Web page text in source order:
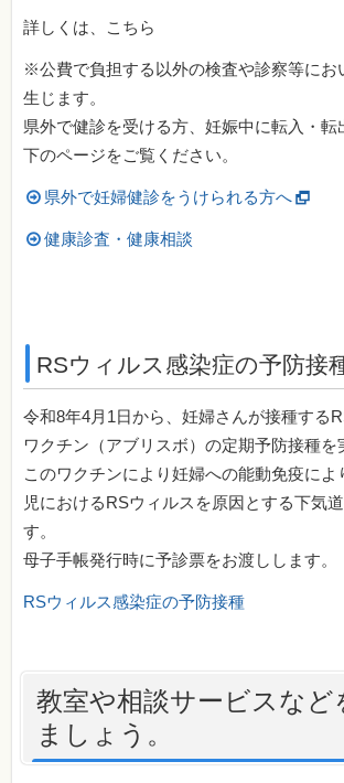
詳しくは、こちら
※公費で負担する以外の検査や診察等にお
生じます。
県外で健診を受ける方、妊娠中に転入・転
下のページをご覧ください。
県外で妊婦健診をうけられる方へ
健康診査・健康相談
RSウィルス感染症の予防接
令和8年4月1日から、妊婦さんが接種する
ワクチン（アブリスボ）の定期予防接種を
このワクチンにより妊婦への能動免疫によ
児におけるRSウィルスを原因とする下気
す。
母子手帳発行時に予診票をお渡しします。
RSウィルス感染症の予防接種
教室や相談サービスなど
ましょう。